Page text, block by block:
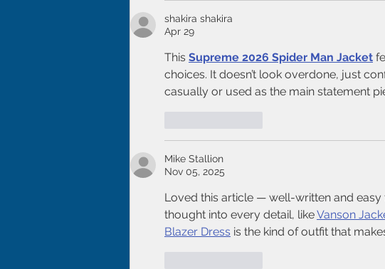
shakira shakira
Apr 29
This Supreme 2026 Spider Man Jacket
choices. It doesn’t look overdone, just
casually or used as the main statement
Mike Stallion
Nov 05, 2025
Loved this article — well-written and
thought into every detail, like Vanson
Blazer Dress is the kind of outfit that